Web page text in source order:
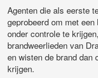
Agenten die als eerste
geprobeerd om met
onder controle te
brandweerlieden van
en wisten de brand dan
krijgen.